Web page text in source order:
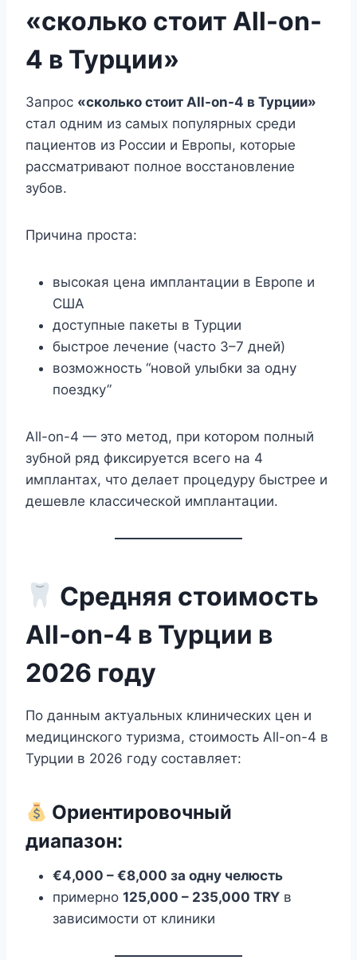
«сколько стоит All-on-
4 в Турции»
Запрос «сколько стоит All-on-4 в Турции»
стал одним из самых популярных среди
пациентов из России и Европы, которые
рассматривают полное восстановление
зубов.
Причина проста:
высокая цена имплантации в Европе и
США
доступные пакеты в Турции
быстрое лечение (часто 3–7 дней)
возможность “новой улыбки за одну
поездку”
All-on-4 — это метод, при котором полный
зубной ряд фиксируется всего на 4
имплантах, что делает процедуру быстрее и
дешевле классической имплантации.
Средняя стоимость
All-on-4 в Турции в
2026 году
По данным актуальных клинических цен и
медицинского туризма, стоимость All-on-4 в
Турции в 2026 году составляет:
Ориентировочный
диапазон:
€4,000 – €8,000 за одну челюсть
примерно 125,000 – 235,000 TRY в
зависимости от клиники